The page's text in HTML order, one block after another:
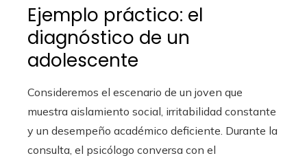
Ejemplo práctico: el
diagnóstico de un
adolescente
Consideremos el escenario de un joven que
muestra aislamiento social, irritabilidad constante
y un desempeño académico deficiente. Durante la
consulta, el psicólogo conversa con el